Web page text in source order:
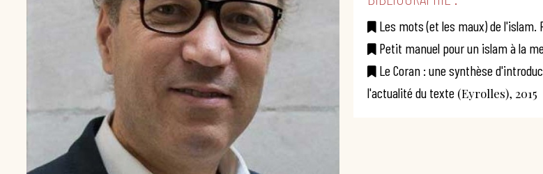
Les mots (et les maux) de
Petit manuel pour un islam à la
Le Coran : une synthèse
l'actualité du texte(Eyrolles), 2015